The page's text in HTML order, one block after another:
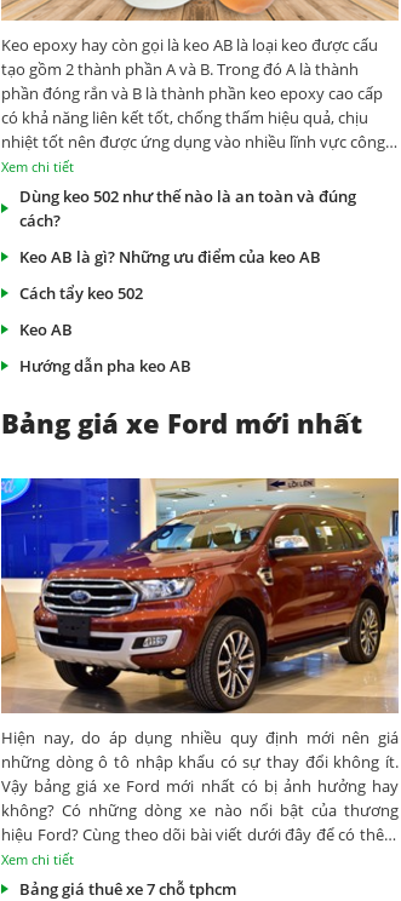
Keo epoxy hay còn gọi là keo AB là loại keo được cấu
tạo gồm 2 thành phần A và B. Trong đó A là thành
phần đóng rắn và B là thành phần keo epoxy cao cấp
có khả năng liên kết tốt, chống thấm hiệu quả, chịu
nhiệt tốt nên được ứng dụng vào nhiều lĩnh vực công
nghiệp khác nhau.
Xem chi tiết
Dùng keo 502 như thế nào là an toàn và đúng
cách?
Keo AB là gì? Những ưu điểm của keo AB
Cách tẩy keo 502
Keo AB
Hướng dẫn pha keo AB
Bảng giá xe Ford mới nhất
Hiện nay, do áp dụng nhiều quy định mới nên giá
những dòng ô tô nhập khẩu có sự thay đổi không ít.
Vậy bảng giá xe Ford mới nhất có bị ảnh hưởng hay
không? Có những dòng xe nào nổi bật của thương
hiệu Ford? Cùng theo dõi bài viết dưới đây để có thêm
nhiều thông tin hữu ích.
Xem chi tiết
Bảng giá thuê xe 7 chỗ tphcm